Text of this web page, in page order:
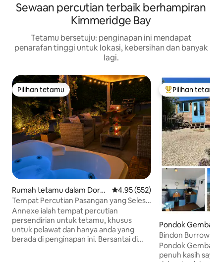
Sewaan percutian terbaik berhampiran
Kimmeridge Bay
Tetamu bersetuju: penginapan ini mendapat
penarafan tinggi untuk lokasi, kebersihan dan banyak
lagi.
Pilihan tetamu
Pilihan tetamu
Rumah tetamu dalam Dorse
t
Penarafan purata 4.95 daripada
4.95 (552)
Tempat Percutian Pasangan yang Selesa
dengan Tab Mandi Panas
Annexe ialah tempat percutian
persendirian untuk tetamu, khusus
untuk pelawat dan hanya anda yang
berada di penginapan ini. Bersantai di
Pilihan utama
Pilihan tetamu
Pondok Gembala
st Lulworth
Bindon Burrow -
anjing.
Pondok Gembala
penuh kasih